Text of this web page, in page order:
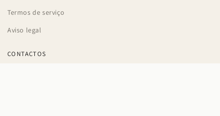
Termos de serviço
Aviso legal
CONTACTOS